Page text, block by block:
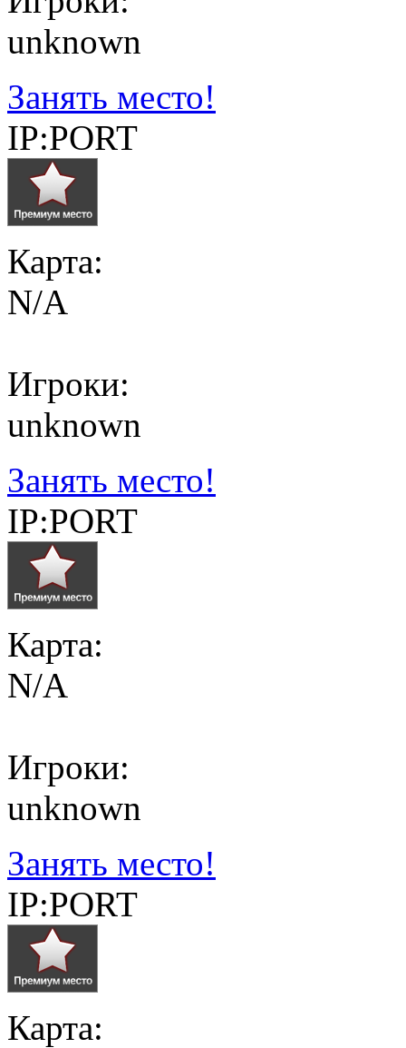
unknown
Занять место!
IP:PORT
Карта:
N/A
Игроки:
unknown
Занять место!
IP:PORT
Карта:
N/A
Игроки:
unknown
Занять место!
IP:PORT
Карта: